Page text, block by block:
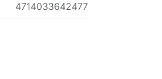
4714033642477